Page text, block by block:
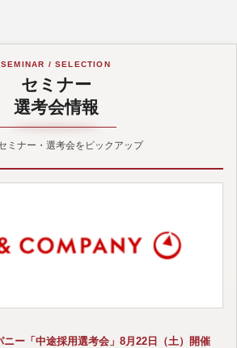
SEMINAR / SELECTION
セミナー
選考会情報
ミナー・選考会をピックアップ
ー「中途採用選考会」8月22日（土）開催